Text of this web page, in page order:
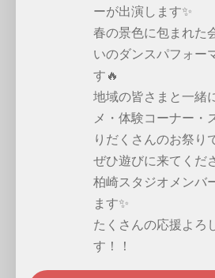
ーが出演します✨
春の景色に包まれた
いのダンスパフォー
す🔥
地域の皆さまと一緒
メ・体験コーナー・
りだくさんのお祭り
ぜひ遊びに来てくだ
柏崎スタジオメンバ
ます✨
たくさんの応援よろ
す！！